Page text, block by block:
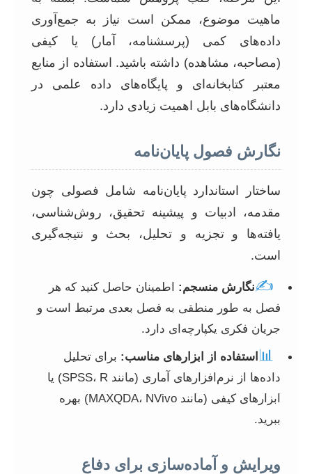
ماهیت موضوع، ممکن است نیاز به جمع‌آوری
داده‌های کمی (پرسشنامه، آمار) یا کیفی
(مصاحبه، مشاهده) داشته باشید. استفاده از منابع
معتبر کتابخانه‌ای و پایگاه‌های داده علمی در
دانشگاه‌های بابل اهمیت زیادی دارد.
نگارش فصول پایان‌نامه
ساختار استاندارد پایان‌نامه شامل فصولی چون
مقدمه، ادبیات و پیشینه تحقیق، روش‌شناسی،
یافته‌ها و تجزیه و تحلیل، بحث و نتیجه‌گیری
است.
✍️نگارش منسجم: اطمینان حاصل کنید که هر
فصل به طور منطقی به فصل بعدی مرتبط است و
جریان فکری یکپارچه‌ای دارد.
📊 استفاده از ابزارهای مناسب: برای تحلیل
داده‌ها از نرم‌افزارهای آماری (مانند SPSS، R) یا
ابزارهای کیفی (مانند MAXQDA، NVivo) بهره
ببرید.
ویرایش و آماده‌سازی برای دفاع